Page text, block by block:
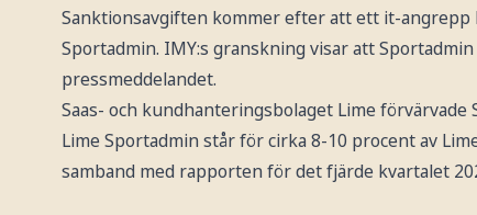
Sanktionsavgiften kommer efter att ett it-
Sportadmin. IMY:s granskning visar att
pressmeddelandet.
Saas- och kundhanteringsbolaget Lime förvärvade
Lime Sportadmin står för cirka 8-10 procent av
samband med rapporten för det fjärde kvartalet